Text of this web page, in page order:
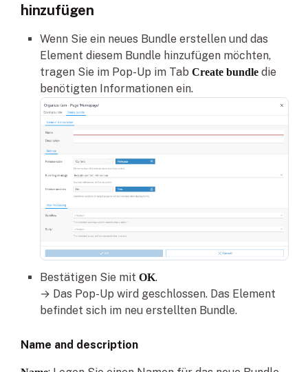
hinzufügen
Wenn Sie ein neues Bundle erstellen und das
Element diesem Bundle hinzufügen möchten,
tragen Sie im Pop-Up im Tab Create bundle die
benötigten Informationen ein.
Bestätigen Sie mit OK.
→ Das Pop-Up wird geschlossen. Das Element
befindet sich im neu erstellten Bundle.
Name and description